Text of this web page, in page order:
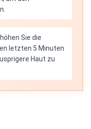
Sie die
letzten 5 Minuten
Haut zu